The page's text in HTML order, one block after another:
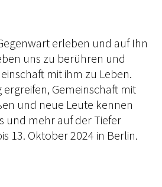
erleben und auf Ihn
uns zu berühren und
mit ihm zu Leben.
Gemeinschaft mit
und neue Leute kennen
und mehr auf der Tiefer
13. Oktober 2024 in Berlin.